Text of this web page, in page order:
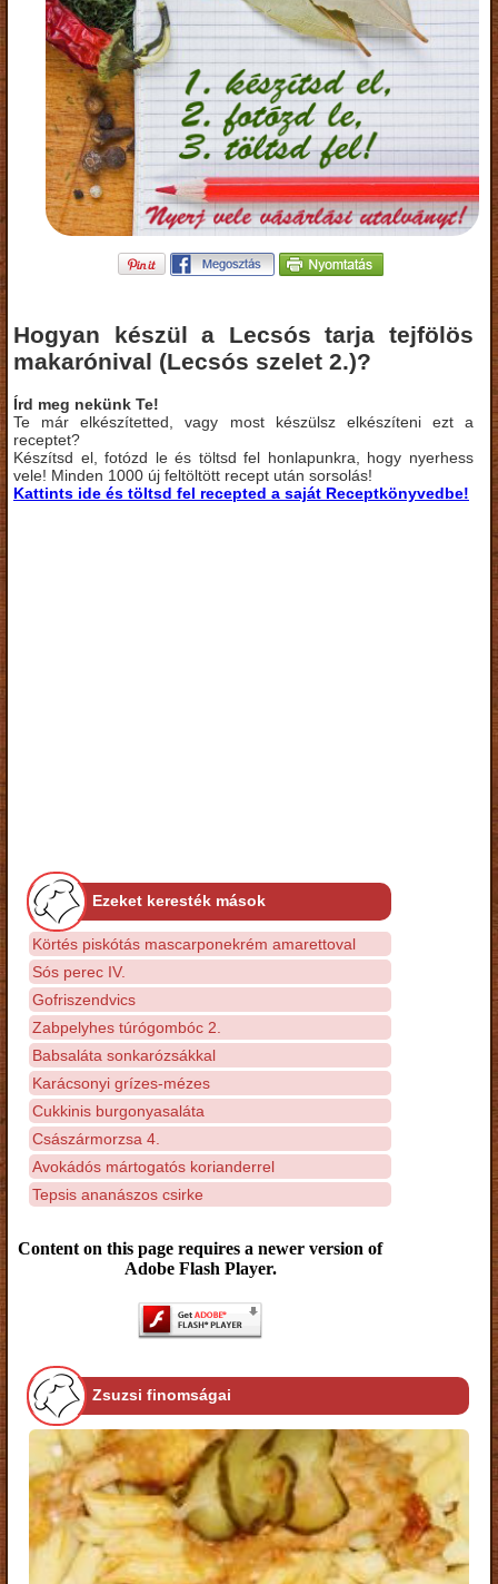
Hogyan készül a Lecsós tarja tejfölös
makarónival (Lecsós szelet 2.)?
Írd meg nekünk Te!
Te már elkészítetted, vagy most készülsz elkészíteni ezt a
receptet?
Készítsd el, fotózd le és töltsd fel honlapunkra, hogy nyerhess
vele! Minden 1000 új feltöltött recept után sorsolás!
Kattints ide és töltsd fel recepted a saját Receptkönyvedbe!
Ezeket keresték mások
Körtés piskótás mascarponekrém amarettoval
Sós perec IV.
Gofriszendvics
Zabpelyhes túrógombóc 2.
Babsaláta sonkarózsákkal
Karácsonyi grízes-mézes
Cukkinis burgonyasaláta
Császármorzsa 4.
Avokádós mártogatós korianderrel
Tepsis ananászos csirke
Content on this page requires a newer version of
Adobe Flash Player.
Zsuzsi finomságai